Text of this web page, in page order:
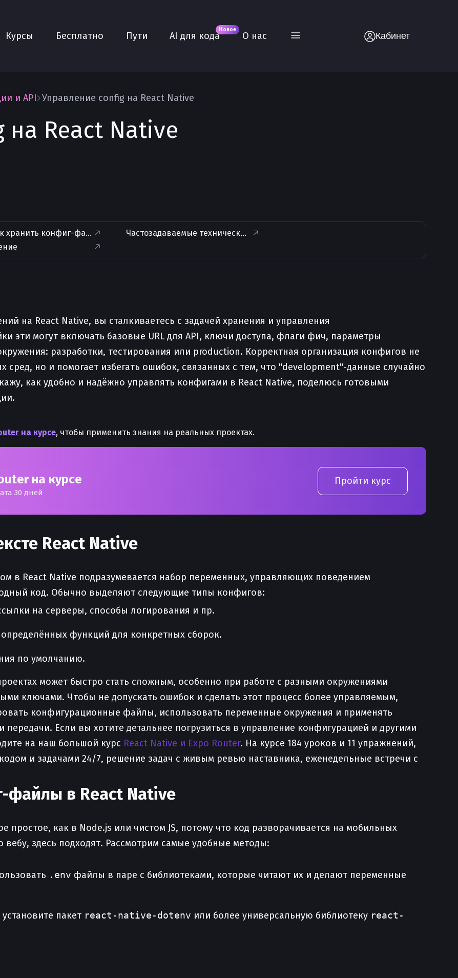
Курсы Бесплатно Пути AI для кода
Новое
О нас Кабинет
О нас
Проекты
и API Управление config на React Native
React Native
хранить конфиг-файлы в React NativeЧастозадаваемые технические вопросы по теме
на React Native, вы сталкиваетесь с задачей хранения и управления
эти могут включать базовые URL для API, ключи доступа, флаги фич, параметры
разработки, тестирования или production. Корректная организация конфигов не
сред, но и помогает избегать ошибок, связанных с тем, что "development"-данные случайно
как удобно и надёжно управлять конфигами в React Native, поделюсь готовыми
на курсе, чтобы применить знания на реальных проектах.
на курсе
30 дней
Пройти курс
React Native
в React Native подразумевается набор переменных, управляющих поведением
код. Обычно выделяют следующие типы конфигов:
на серверы, способы логирования и пр.
функций для конкретных сборок.
по умолчанию.
может быстро стать сложным, особенно при работе с разными окружениями
ключами. Чтобы не допускать ошибок и сделать этот процесс более управляемым,
конфигурационные файлы, использовать переменные окружения и применять
передачи. Если вы хотите детальнее погрузиться в управление конфигурацией и другими
на наш большой курс React Native и Expo Router. На курсе 184 уроков и 11 упражнений,
и задачами 24/7, решение задач с живым ревью наставника, еженедельные встречи с
файлы в React Native
простое, как в Node.js или чистом JS, потому что код разворачивается на мобильных
здесь подходят. Рассмотрим самые удобные методы:
.env файлы в паре с библиотеками, которые читают их и делают переменные
пакет react-native-dotenv или более универсальную библиотеку react-